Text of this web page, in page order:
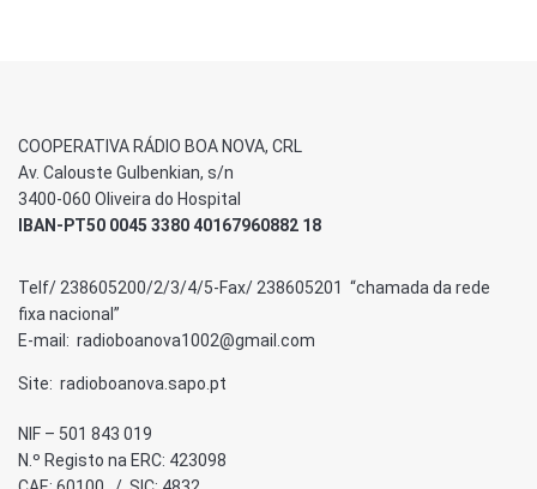
COOPERATIVA RÁDIO BOA NOVA, CRL
Av. Calouste Gulbenkian, s/n
3400-060 Oliveira do Hospital
IBAN-PT50 0045 3380 40167960882 18
Telf/ 238605200/2/3/4/5-Fax/ 238605201 “chamada da rede
fixa nacional”
E-mail: radioboanova1002@gmail.com
Site: radioboanova.sapo.pt
NIF – 501 843 019
N.º Registo na ERC: 423098